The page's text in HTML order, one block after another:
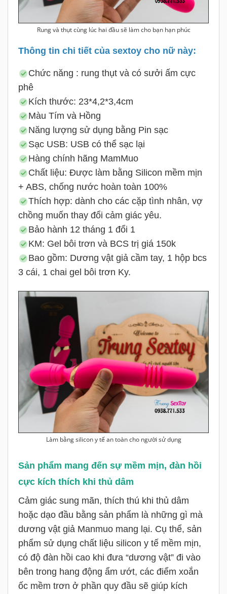
Rung và thụt cùng lúc hai đầu sẽ làm cho bạn hạn phúc
Thông tin chi tiết của sextoy cho nữ này:
Chức năng : rung thụt và có sưởi ấm cực
phê
Kích thước: 23*4,2*3,4cm
Màu Tím và Hồng
Năng lượng sử dụng bằng Pin sạc
Sạc USB: USB có thể sạc lại
Hàng chính hãng MamMuo
Chất liệu: Được làm bằng Silicon mềm mịn
+ ABS, chống nước hoàn toàn 100%
Thích hợp: dành cho các cặp tình nhân, vợ
chồng muốn thay đổi cảm giác yêu.
Bảo hành 12 tháng 1 đổi 1
KM: Gel bôi trơn và BCS trị giá 150k
Bao gồm: Dương vật giả cầm tay, 1 hộp bcs
3 cái, 1 chai gel bôi trơn Ky.
Làm bằng silicon y tế an toàn cho người sử dụng
Sản phẩm mang đến sự mềm mịn, đàn hồi
cực kích thích khi thủ dâm
Cảm giác sung mãn, thích thú khi thủ dâm
hoặc dạo đầu bằng sản phẩm là những gì mà
dương vật giả Manmuo mang lại. Cụ thể, sản
phẩm sử dụng chất liệu silicon y tế mềm mịn,
có độ đàn hồi cao khi đưa “dương vật” đi vào
bên trong hang động ẩm ướt, các điểm xoắn
ốc mềm trơn ở phần quy đầu sẽ giúp kích